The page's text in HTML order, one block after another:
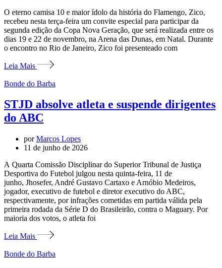
O eterno camisa 10 e maior ídolo da história do Flamengo, Zico,
recebeu nesta terça-feira um convite especial para participar da
segunda edição da Copa Nova Geração, que será realizada entre os
dias 19 e 22 de novembro, na Arena das Dunas, em Natal. Durante
o encontro no Rio de Janeiro, Zico foi presenteado com
Leia Mais
Bonde do Barba
STJD absolve atleta e suspende dirigentes
do ABC
porMarcos Lopes
11 de junho de 2026
A Quarta Comissão Disciplinar do Superior Tribunal de Justiça
Desportiva do Futebol julgou nesta quinta-feira, 11 de
junho, Jhosefer, André Gustavo Cartaxo e Arnóbio Medeiros,
jogador, executivo de futebol e diretor executivo do ABC,
respectivamente, por infrações cometidas em partida válida pela
primeira rodada da Série D do Brasileirão, contra o Maguary. Por
maioria dos votos, o atleta foi
Leia Mais
Bonde do Barba